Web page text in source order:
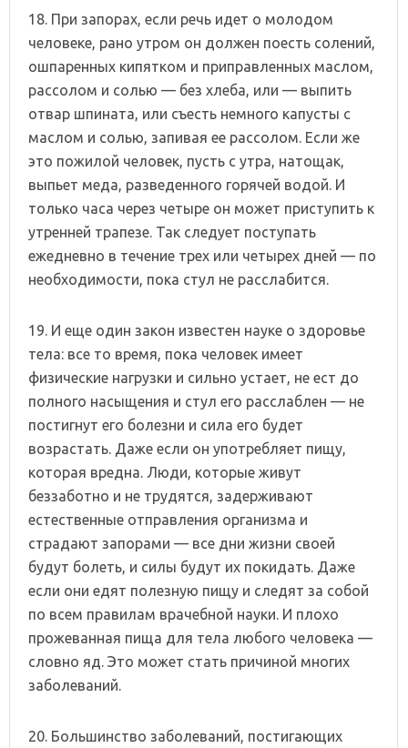
18. При запорах, если речь идет о молодом
человеке, рано утром он должен поесть солений,
ошпаренных кипятком и приправленных маслом,
рассолом и солью — без хлеба, или — выпить
отвар шпината, или съесть немного капусты с
маслом и солью, запивая ее рассолом. Если же
это пожилой человек, пусть с утра, натощак,
выпьет меда, разведенного горячей водой. И
только часа через четыре он может приступить к
утренней трапезе. Так следует поступать
ежедневно в течение трех или четырех дней — по
необходимости, пока стул не расслабится.
19. И еще один закон известен науке о здоровье
тела: все то время, пока человек имеет
физические нагрузки и сильно устает, не ест до
полного насыщения и стул его расслаблен — не
постигнут его болезни и сила его будет
возрастать. Даже если он употребляет пищу,
которая вредна. Люди, которые живут
беззаботно и не трудятся, задерживают
естественные отправления организма и
страдают запорами — все дни жизни своей
будут болеть, и силы будут их покидать. Даже
если они едят полезную пищу и следят за собой
по всем правилам врачебной науки. И плохо
прожеванная пища для тела любого человека —
словно яд. Это может стать причиной многих
заболеваний.
20. Большинство заболеваний, постигающих